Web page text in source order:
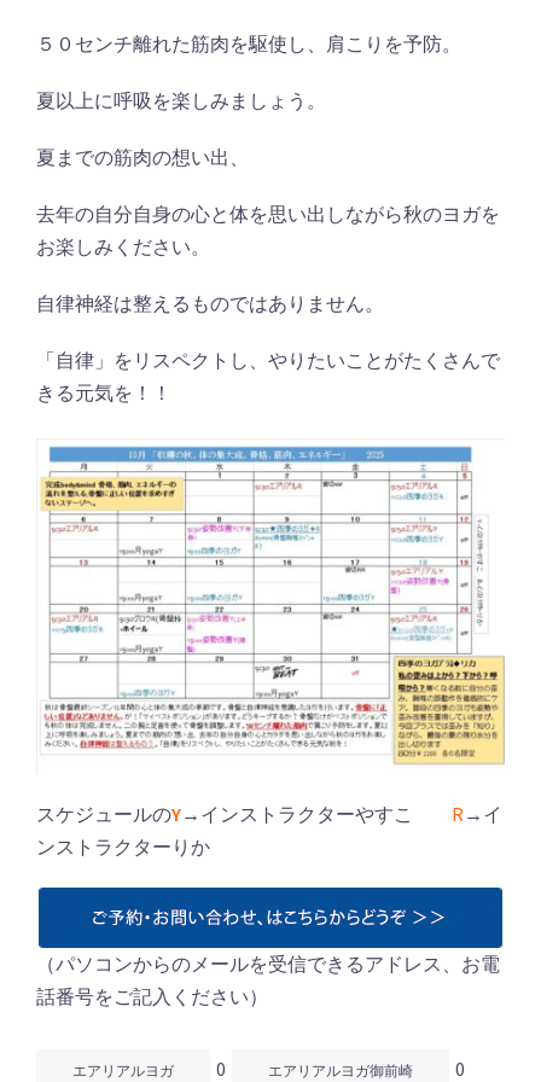
５０センチ離れた筋肉を駆使し、肩こりを予防。
夏以上に呼吸を楽しみましょう。
夏までの筋肉の想い出、
去年の自分自身の心と体を思い出しながら秋のヨガを
お楽しみください。
自律神経は整えるものではありません。
「自律」をリスペクトし、やりたいことがたくさんで
きる元気を！！
スケジュールのY→インストラクターやすこ R →イ
ンストラクターりか
（パソコンからのメールを受信できるアドレス、お電
話番号をご記入ください）
エアリアルヨガ 0 エアリアルヨガ御前崎 0